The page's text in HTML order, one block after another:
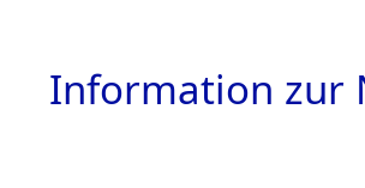
Information zur